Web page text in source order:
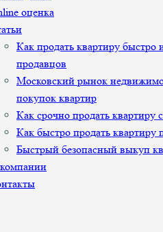
оценка
Как продать квартиру
продавцов
Московский рынок
покупок квартир
Как срочно продать
Как быстро продать квартиру
Быстрый безопасный выкуп